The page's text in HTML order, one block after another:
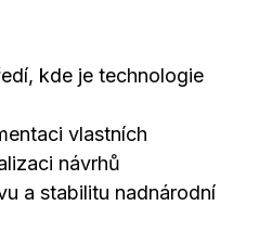
kde je technologie
vlastních
návrhů
a stabilitu nadnárodní